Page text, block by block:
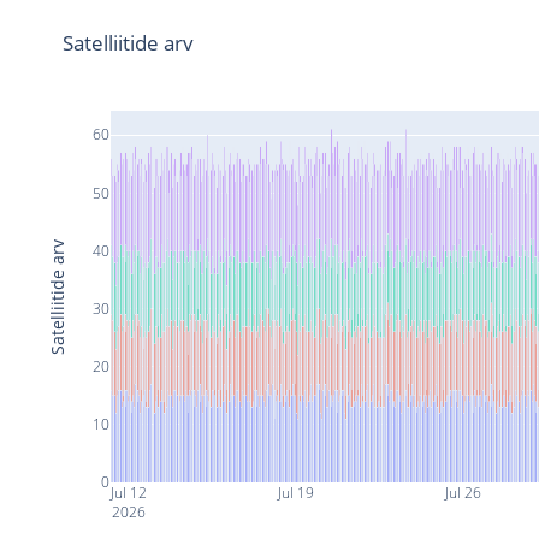
Jul 12
2026
Jul 19 Jul 26
0
10
20
30
40
50
60
Satelliitide arv
Satelliitide arv